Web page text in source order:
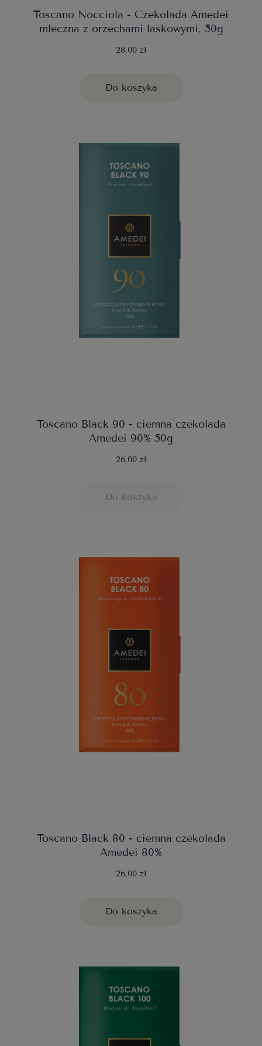
Toscano Nocciola - Czekolada Amedei
mleczna z orzechami laskowymi, 50g
28,00 zł
Do koszyka
Toscano Black 90 - ciemna czekolada
Amedei 90% 50g
26,00 zł
Do koszyka
Toscano Black 80 - ciemna czekolada
Amedei 80%
26,00 zł
Do koszyka